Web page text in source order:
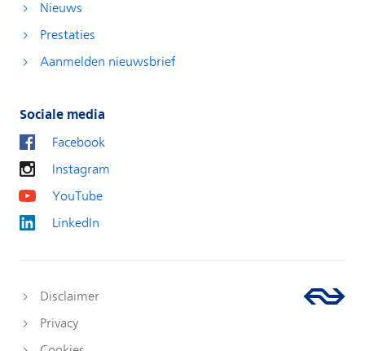
Nieuws
Prestaties
Aanmelden nieuwsbrief
Sociale media
Facebook
Instagram
YouTube
LinkedIn
Disclaimer
Privacy